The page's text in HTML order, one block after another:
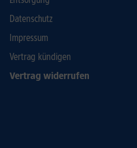
Datenschutz
Impressum
Vertrag kündigen
Vertrag widerrufen